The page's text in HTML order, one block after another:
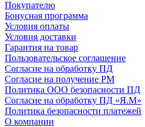
Покупателю
Бонусная программа
Условия оплаты
Условия доставки
Гарантия на товар
Пользовательское соглашение
Согласие на обработку ПД
Согласие на получение РМ
Политика ООО безопасности ПД
Согласие на обработку ПД «Я.М»
Политика безопасности платежей
О компании